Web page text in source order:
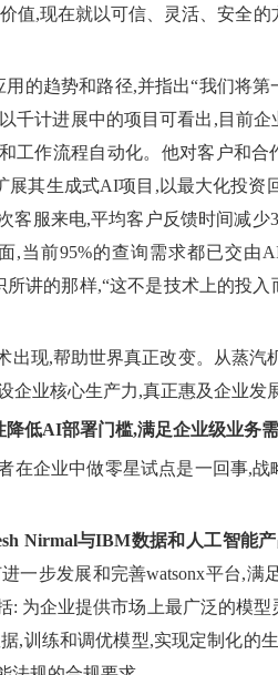
值,现在就以可信、灵活、安全
的趋势和路径,并指出“我们将第
千计进展中的项目可看出,目前企
作流程自动化。他对客户和合
展其生成式AI项目,以最大化投资
客服来电,平均客户反馈时间减少
,当前95%的查询需求都已交由
讲的那样,“这不是技术上的投
出现,帮助世界真正改变。从蒸汽
业核心生产力,真正惠及企业发
降低AI部署门槛,满足企业级业务
在企业中做零星试点是一回事,战
Nirmal与IBM数据和人工智能
一步发展和完善watsonx平台,满
: 为企业提供市场上最广泛的模
,训练和调优模型,实现定制化的